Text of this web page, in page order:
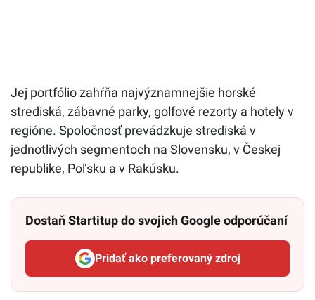
Jej portfólio zahŕňa najvýznamnejšie horské
strediská, zábavné parky, golfové rezorty a hotely v
regióne. Spoločnosť prevádzkuje strediská v
jednotlivých segmentoch na Slovensku, v Českej
republike, Poľsku a v Rakúsku.
Dostaň Startitup do svojich Google odporúčaní
Pridať ako preferovaný zdroj
Startitup, odkaz sa otvorí v